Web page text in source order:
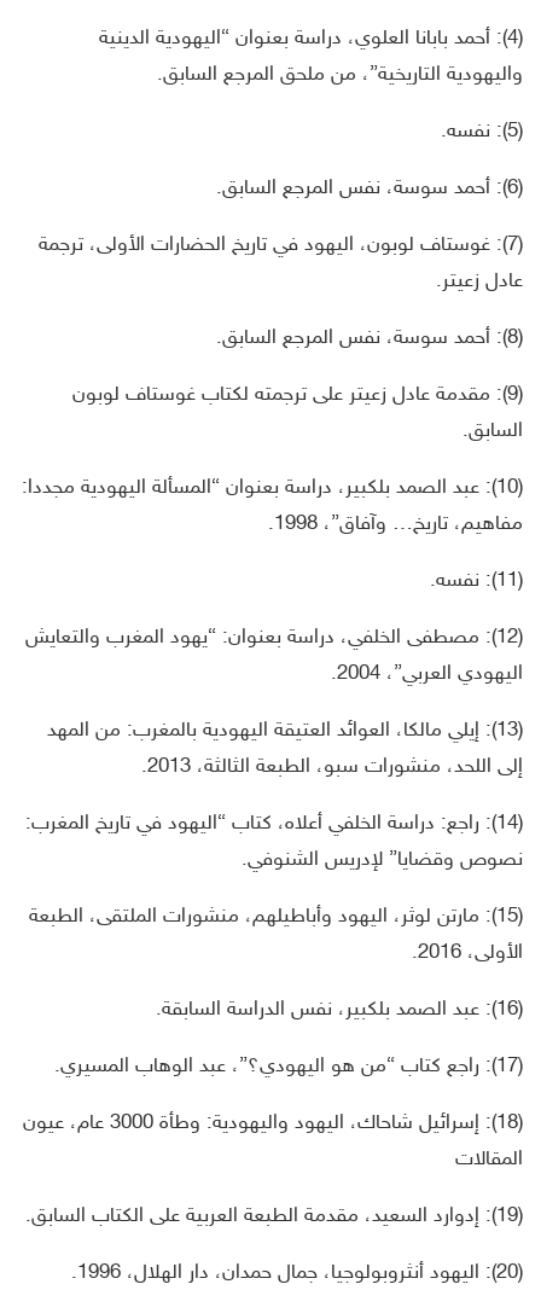
(4): أحمد بابانا العلوي، دراسة بعنوان “اليهودية الدينية
واليهودية التاريخية”، من ملحق المرجع السابق.
(5): نفسه.
(6): أحمد سوسة، نفس المرجع السابق.
(7): غوستاف لوبون، اليهود في تاريخ الحضارات الأولى، ترجمة
عادل زعيتر.
(8): أحمد سوسة، نفس المرجع السابق.
(9): مقدمة عادل زعيتر على ترجمته لكتاب غوستاف لوبون
السابق.
(10): عبد الصمد بلكبير، دراسة بعنوان “المسألة اليهودية مجددا:
مفاهيم، تاريخ… وآفاق”، 1998.
(11): نفسه.
(12): مصطفى الخلفي، دراسة بعنوان: “يهود المغرب والتعايش
اليهودي العربي”، 2004.
(13): إيلي مالكا، العوائد العتيقة اليهودية بالمغرب: من المهد
إلى اللحد، منشورات سبو، الطبعة الثالثة، 2013.
(14): راجع: دراسة الخلفي أعلاه، كتاب “اليهود في تاريخ المغرب:
نصوص وقضايا” لإدريس الشنوفي.
(15): مارتن لوثر، اليهود وأباطيلهم، منشورات الملتقى، الطبعة
الأولى، 2016.
(16): عبد الصمد بلكبير، نفس الدراسة السابقة.
(17): راجع كتاب “من هو اليهودي؟”، عبد الوهاب المسيري.
(18): إسرائيل شاحاك، اليهود واليهودية: وطأة 3000 عام، عيون
المقالات
(19): إدوارد السعيد، مقدمة الطبعة العربية على الكتاب السابق.
(20): اليهود أنثروبولوجيا، جمال حمدان، دار الهلال، 1996.